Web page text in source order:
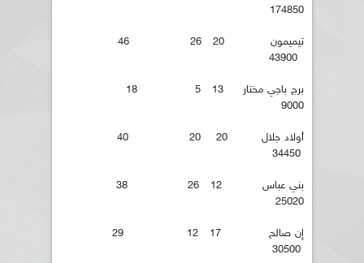
174850
9000
أولاد جلال 20 20 40
بني عباس 12 26 38
25020